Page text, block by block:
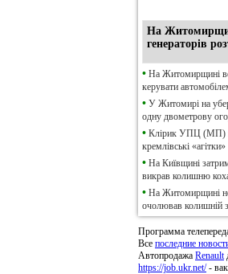
На
генераторів
• На Житомирщині
керувати
• У Житомирі на
одну двометрову
• Клірик УПЦ (МП)
кремлівські «агітки»
• На Київщині
викрав колишню
• На Житомирщині
очолював колишній
Программа
Все последние
Автопродажа Renault
https://job.ukr.net/-